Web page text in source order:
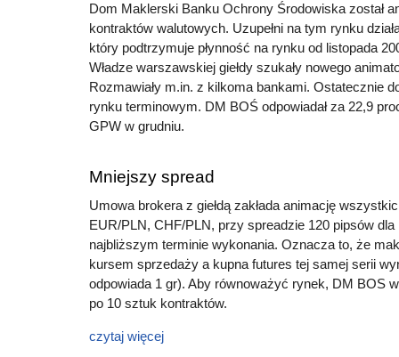
Dom Maklerski Banku Ochrony Środowiska został
kontraktów walutowych. Uzupełni na tym rynku
który podtrzymuje płynność na rynku od listopada
Władze warszawskiej giełdy szukały nowego
Rozmawiały m.in. z kilkoma bankami. Ostatecznie
rynku terminowym. DM BOŚ odpowiadał za 22,9
GPW w grudniu.
Mniejszy spread
Umowa brokera z giełdą zakłada animację
EUR/PLN, CHF/PLN, przy spreadzie 120 pipsów dla
najbliższym terminie wykonania. Oznacza to, że
kursem sprzedaży a kupna futures tej samej serii
odpowiada 1 gr). Aby równoważyć rynek, DM BOS
po 10 sztuk kontraktów.
czytaj więcej